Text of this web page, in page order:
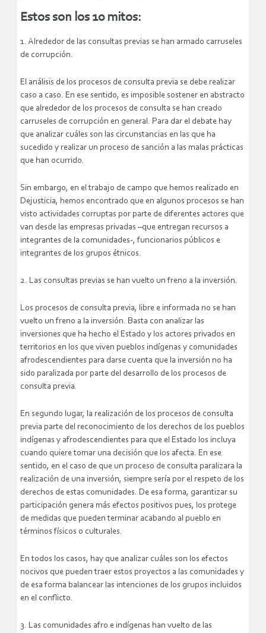
Estos son los 10 mitos:
1. Alrededor de las consultas previas se han armado carruseles
de corrupción.
El análisis de los procesos de consulta previa se debe realizar
caso a caso. En ese sentido, es imposible sostener en abstracto
que alrededor de los procesos de consulta se han creado
carruseles de corrupción en general. Para dar el debate hay
que analizar cuáles son las circunstancias en las que ha
sucedido y realizar un proceso de sanción a las malas prácticas
que han ocurrido.
Sin embargo, en el trabajo de campo que hemos realizado en
Dejusticia, hemos encontrado que en algunos procesos se han
visto actividades corruptas por parte de diferentes actores que
van desde las empresas privadas –que entregan recursos a
integrantes de la comunidades-, funcionarios públicos e
integrantes de los grupos étnicos.
2. Las consultas previas se han vuelto un freno a la inversión.
Los procesos de consulta previa, libre e informada no se han
vuelto un freno a la inversión. Basta con analizar las
inversiones que ha hecho el Estado y los actores privados en
territorios en los que viven pueblos indígenas y comunidades
afrodescendientes para darse cuenta que la inversión no ha
sido paralizada por parte del desarrollo de los procesos de
consulta previa.
En segundo lugar, la realización de los procesos de consulta
previa parte del reconocimiento de los derechos de los pueblos
indígenas y afrodescendientes para que el Estado los incluya
cuando quiere tomar una decisión que los afecta. En ese
sentido, en el caso de que un proceso de consulta paralizara la
realización de una inversión, siempre sería por el respeto de los
derechos de estas comunidades. De esa forma, garantizar su
participación genera más efectos positivos pues, los protege
de medidas que pueden terminar acabando al pueblo en
términos físicos o culturales.
En todos los casos, hay que analizar cuáles son los efectos
nocivos que pueden traer estos proyectos a las comunidades y
de esa forma balancear las intenciones de los grupos incluidos
en el conflicto.
3. Las comunidades afro e indígenas han vuelto de las